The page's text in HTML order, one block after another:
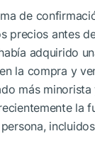
de
precios antes
adquirido
la compra y
más
la